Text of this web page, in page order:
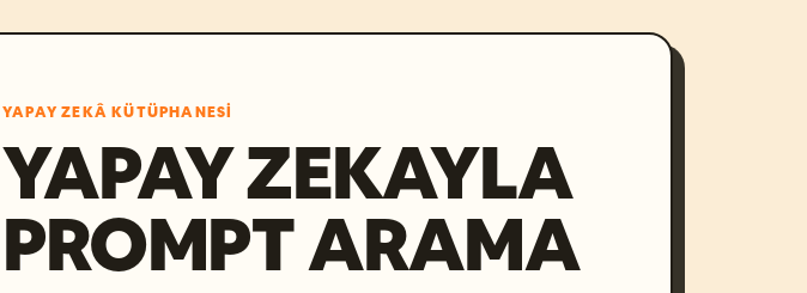
YAPAY ZEKÂ KÜTÜPHANESI
YAPAY ZEKAYLA
PROMPT ARAMA